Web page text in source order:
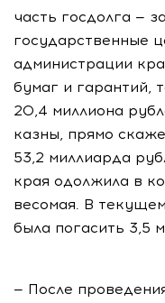
часть госдолга —
государственные
администрации
бумаг и гарантий,
20,4 миллиона
казны, прямо
53,2 миллиарда
края одолжила в
весомая. В
была погасить 3,5
— После